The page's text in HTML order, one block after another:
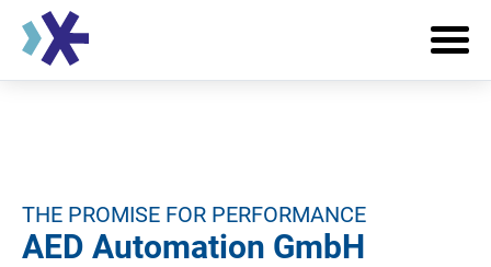
THE PROMISE FOR PERFORMANCE
AED Automation GmbH